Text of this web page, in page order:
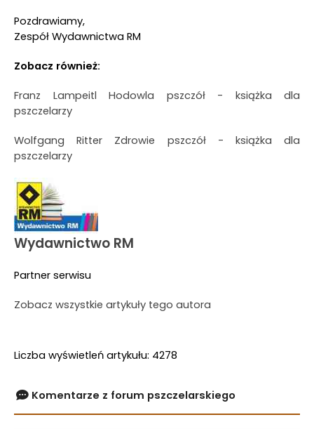
Pozdrawiamy,
Zespół Wydawnictwa RM
Zobacz również:
Franz Lampeitl Hodowla pszczół - książka dla
pszczelarzy
Wolfgang Ritter Zdrowie pszczół - książka dla
pszczelarzy
Wydawnictwo RM
Partner serwisu
Zobacz wszystkie artykuły tego autora
Liczba wyświetleń artykułu: 4278
Komentarze z forum pszczelarskiego